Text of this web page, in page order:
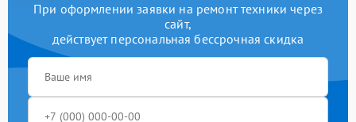
При оформлении заявки на ремонт техники через
сайт,
действует персональная бессрочная скидка